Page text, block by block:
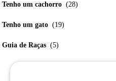
Tenho um cachorro (28)
Tenho um gato (19)
Guia de Raças (5)